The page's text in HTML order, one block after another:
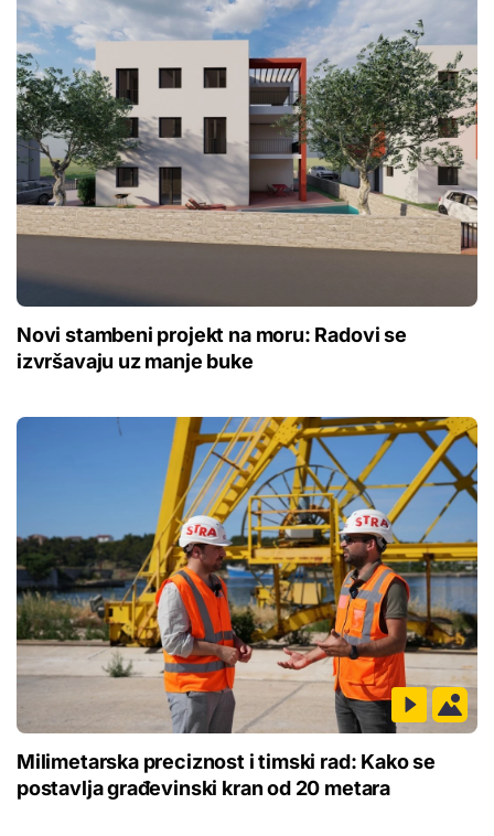
Novi stambeni projekt na moru: Radovi se
izvršavaju uz manje buke
Milimetarska preciznost i timski rad: Kako se
postavlja građevinski kran od 20 metara